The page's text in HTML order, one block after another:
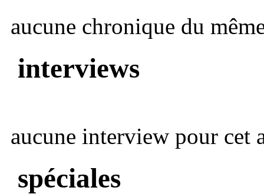
aucune chronique du
interviews
aucune interview pour cet
spéciales